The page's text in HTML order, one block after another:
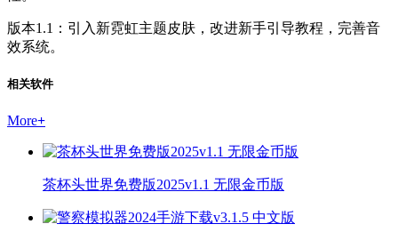
版本1.1：引入新霓虹主题皮肤，改进新手引导教程，完善音
效系统。
相关软件
More+
茶杯头世界免费版2025v1.1 无限金币版